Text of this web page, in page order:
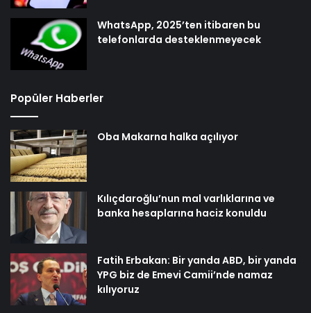
WhatsApp, 2025’ten itibaren bu
telefonlarda desteklenmeyecek
Popüler Haberler
Oba Makarna halka açılıyor
Kılıçdaroğlu’nun mal varlıklarına ve
banka hesaplarına haciz konuldu
Fatih Erbakan: Bir yanda ABD, bir yanda
YPG biz de Emevi Camii’nde namaz
kılıyoruz